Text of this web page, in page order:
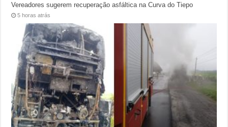
Vereadores sugerem recuperação asfáltica na Curva do Tiepo
5 horas atrás